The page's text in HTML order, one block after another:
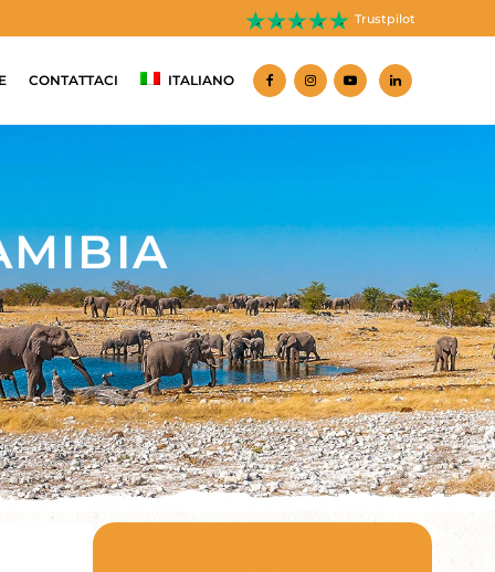
Trustpilot
CONTATTACI ITALIANO